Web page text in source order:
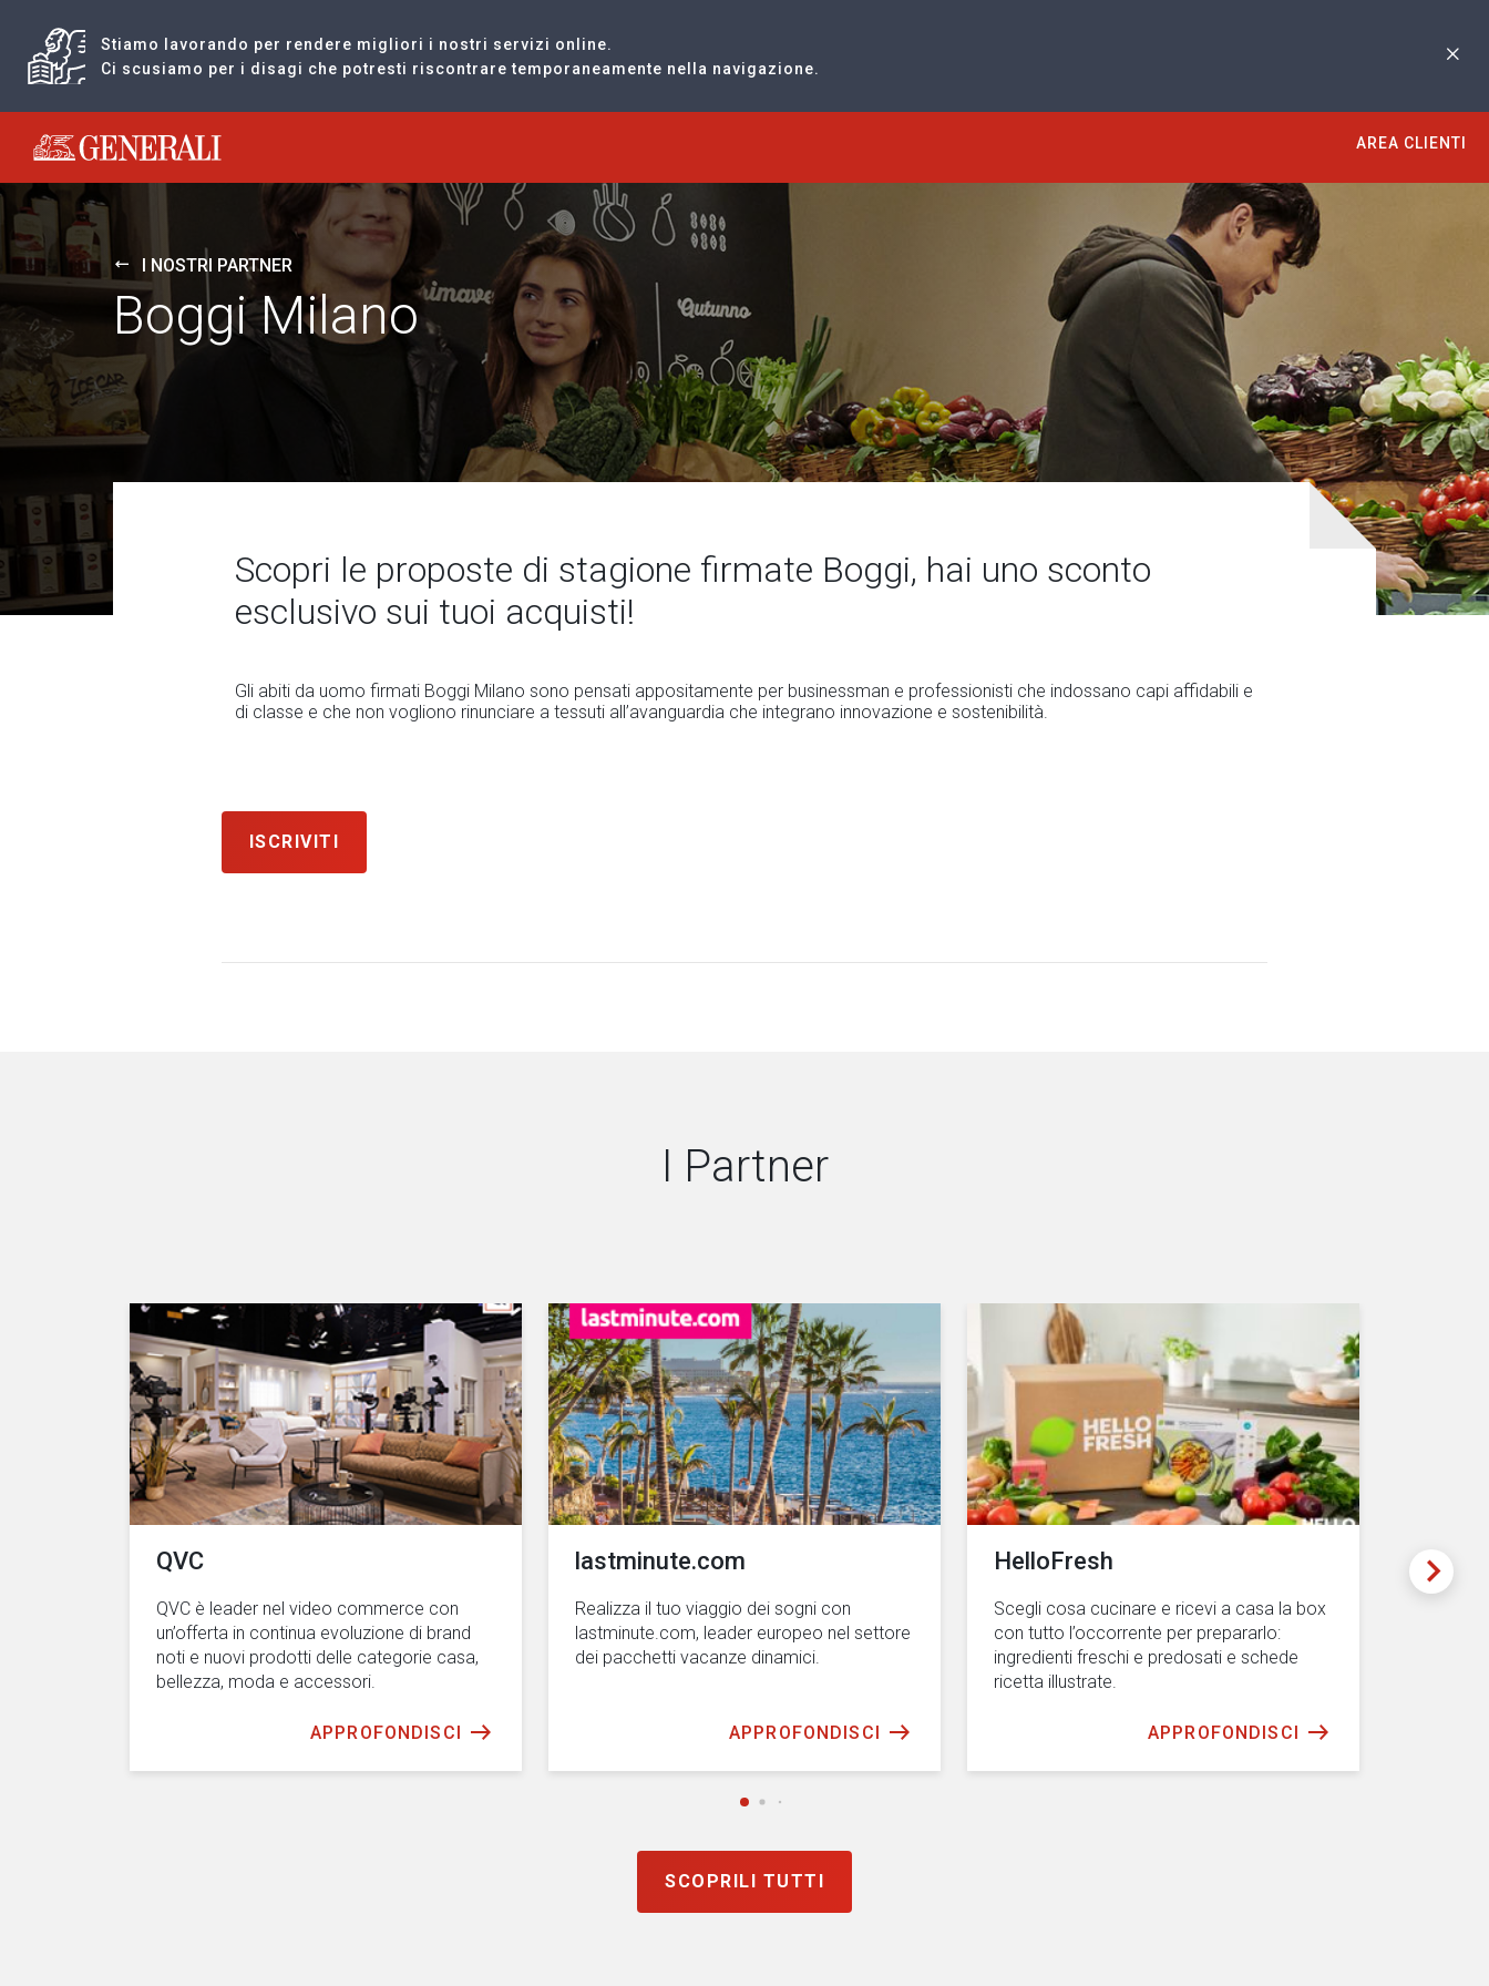
Stiamo lavorando per rendere migliori i nostri servizi online.
Ci scusiamo per i disagi che potresti riscontrare temporaneamente nella navigazione.
Generali logo
AREA CLIENTI
I NOSTRI PARTNER
Boggi Milano
Scopri le proposte di stagione firmate Boggi, hai uno sconto
esclusivo sui tuoi acquisti!
Gli abiti da uomo firmati Boggi Milano sono pensati appositamente per businessman e professionisti che indossano capi affidabili e
di classe e che non vogliono rinunciare a tessuti all’avanguardia che integrano innovazione e sostenibilità.
ISCRIVITI
I Partner
QVC
QVC è leader nel video commerce con
un’offerta in continua evoluzione di brand
noti e nuovi prodotti delle categorie casa,
bellezza, moda e accessori.
APPROFONDISCI
lastminute.com
Realizza il tuo viaggio dei sogni con
lastminute.com, leader europeo nel settore
dei pacchetti vacanze dinamici.
APPROFONDISCI
HelloFresh
Scegli cosa cucinare e ricevi a casa la box
con tutto l’occorrente per prepararlo:
ingredienti freschi e predosati e schede
ricetta illustrate.
APPROFONDISCI
SCOPRILI TUTTI